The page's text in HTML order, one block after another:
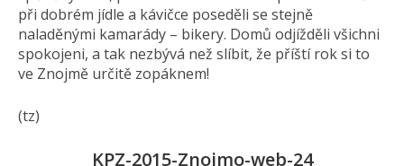
při dobrém jídle a kávičce poseděli se stejně
naladěnými kamarády – bikery. Domů odjížděli všichni
spokojeni, a tak nezbývá než slíbit, že příští rok si to
ve Znojmě určitě zopáknem!
(tz)
KPZ-2015-Znojmo-web-24